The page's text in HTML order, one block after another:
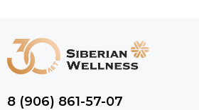
8 (906) 861-57-07